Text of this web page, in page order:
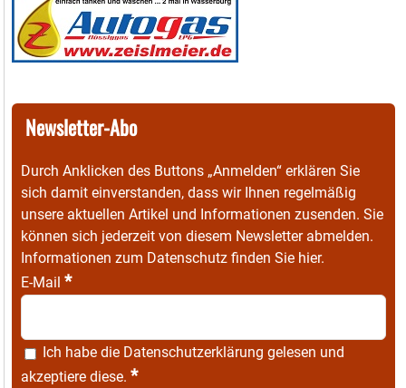
Newsletter-Abo
Durch Anklicken des Buttons „Anmelden“ erklären Sie
sich damit einverstanden, dass wir Ihnen regelmäßig
unsere aktuellen Artikel und Informationen zusenden. Sie
können sich jederzeit von diesem Newsletter abmelden.
Informationen zum Datenschutz finden Sie hier.
E-Mail *
Ich habe die Datenschutzerklärung gelesen und
akzeptiere diese. *